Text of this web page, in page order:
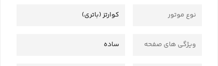
نوع موتور کوارتز (باتری)
ویژگی های صفحه ساده